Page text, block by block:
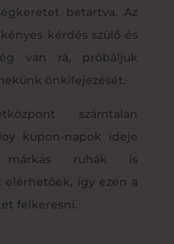
betartva. Az
kérdés szülő és
van rá, próbáljuk
önkifejezését.
számtalan
kupon-napok ideje
ruhák is
elérhetőek, így ezen a
felkeresni.